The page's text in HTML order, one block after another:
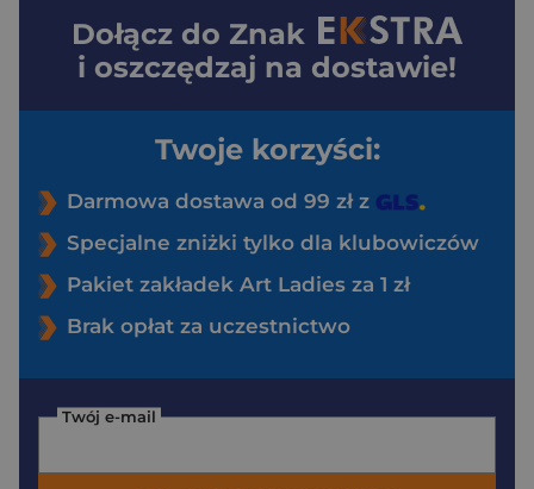
Dołącz do Znak
i oszczędzaj na dostawie!
Twoje korzyści:
Darmowa dostawa od 99 zł z
Specjalne zniżki tylko dla klubowiczów
Pakiet zakładek Art Ladies za 1 zł
Brak opłat za uczestnictwo
Twój e-mail